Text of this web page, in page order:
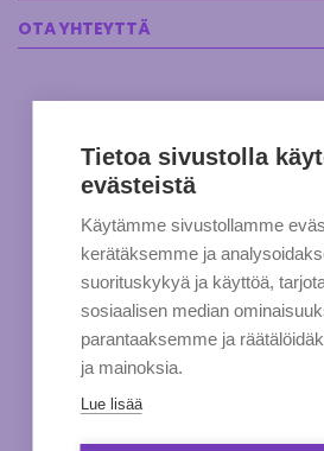
OTA YHTEYTTÄ
Tietoa sivustolla
evästeistä
Käytämme sivustollamme
kerätäksemme ja
suorituskykyä ja käyttöä,
sosiaalisen median
parantaaksemme ja
ja mainoksia.
Lue lisää